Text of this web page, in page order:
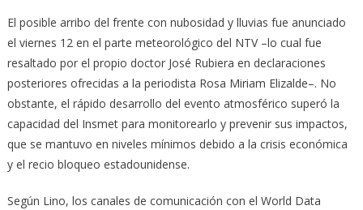
El posible arribo del frente con nubosidad y lluvias fue anunciado
el viernes 12 en el parte meteorológico del NTV –lo cual fue
resaltado por el propio doctor José Rubiera en declaraciones
posteriores ofrecidas a la periodista Rosa Miriam Elizalde–. No
obstante, el rápido desarrollo del evento atmosférico superó la
capacidad del Insmet para monitorearlo y prevenir sus impactos,
que se mantuvo en niveles mínimos debido a la crisis económica
y el recio bloqueo estadounidense.
Según Lino, los canales de comunicación con el World Data